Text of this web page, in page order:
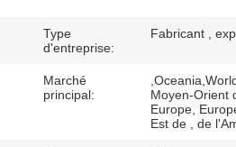
D'USINE
CONTRÔLE
Type
d'entreprise:
Fabricant ,
Marché
principal:
Moyen-Orient
Europe,
Est de , de